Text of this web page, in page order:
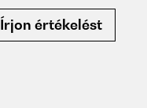
Írjon értékelést